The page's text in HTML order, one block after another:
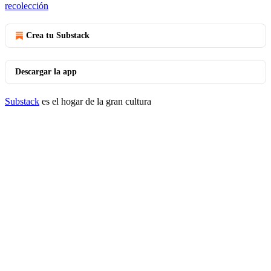
recolección
Crea tu Substack
Descargar la app
Substack es el hogar de la gran cultura